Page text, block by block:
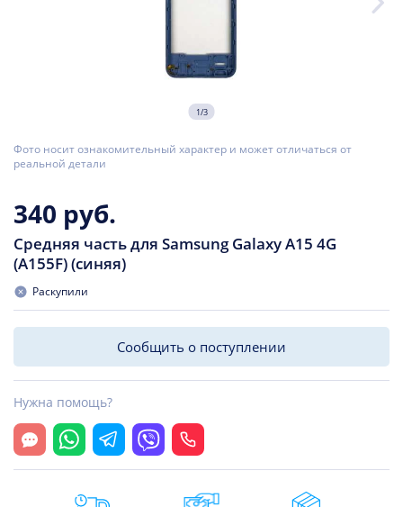
1/3
Фото носит ознакомительный характер и может отличаться от
реальной детали
340 руб.
Средняя часть для Samsung Galaxy A15 4G
(A155F) (синяя)
Раскупили
Сообщить о поступлении
Нужна помощь?
Открыть чат
WhatsappTelegramViber Позвонить